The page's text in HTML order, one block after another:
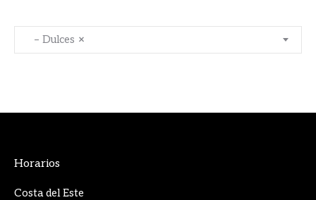
×
– Dulces
Horarios
Costa del Este